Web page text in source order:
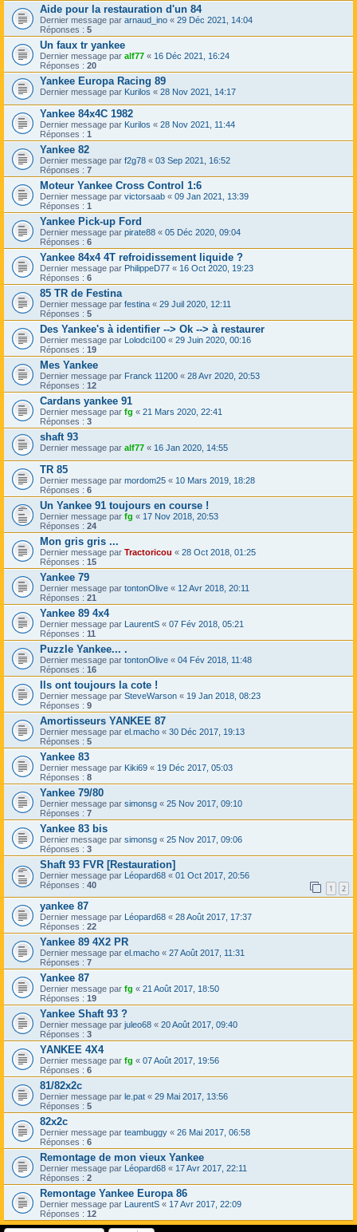
Aide pour la restauration d'un 84
Dernier message par arnaud_ino « 29 Déc 2021, 14:04
Réponses : 5
Un faux tr yankee
Dernier message par alf77 « 16 Déc 2021, 16:24
Réponses : 20
Yankee Europa Racing 89
Dernier message par Kurilos « 28 Nov 2021, 14:17
Yankee 84x4C 1982
Dernier message par Kurilos « 28 Nov 2021, 11:44
Réponses : 1
Yankee 82
Dernier message par f2g78 « 03 Sep 2021, 16:52
Réponses : 7
Moteur Yankee Cross Control 1:6
Dernier message par victorsaab « 09 Jan 2021, 13:39
Réponses : 1
Yankee Pick-up Ford
Dernier message par pirate88 « 05 Déc 2020, 09:04
Réponses : 6
Yankee 84x4 4T refroidissement liquide ?
Dernier message par PhilippeD77 « 16 Oct 2020, 19:23
Réponses : 6
85 TR de Festina
Dernier message par festina « 29 Juil 2020, 12:11
Réponses : 5
Des Yankee's à identifier --> Ok --> à restaurer
Dernier message par Lolodci100 « 29 Juin 2020, 00:16
Réponses : 19
Mes Yankee
Dernier message par Franck 11200 « 28 Avr 2020, 20:53
Réponses : 12
Cardans yankee 91
Dernier message par fg « 21 Mars 2020, 22:41
Réponses : 3
shaft 93
Dernier message par alf77 « 16 Jan 2020, 14:55
TR 85
Dernier message par mordom25 « 10 Mars 2019, 18:28
Réponses : 6
Un Yankee 91 toujours en course !
Dernier message par fg « 17 Nov 2018, 20:53
Réponses : 24
Mon gris gris ...
Dernier message par Tractoricou « 28 Oct 2018, 01:25
Réponses : 15
Yankee 79
Dernier message par tontonOlive « 12 Avr 2018, 20:11
Réponses : 21
Yankee 89 4x4
Dernier message par LaurentS « 07 Fév 2018, 05:21
Réponses : 11
Puzzle Yankee... .
Dernier message par tontonOlive « 04 Fév 2018, 11:48
Réponses : 16
Ils ont toujours la cote !
Dernier message par SteveWarson « 19 Jan 2018, 08:23
Réponses : 9
Amortisseurs YANKEE 87
Dernier message par el.macho « 30 Déc 2017, 19:13
Réponses : 5
Yankee 83
Dernier message par Kiki69 « 19 Déc 2017, 05:03
Réponses : 8
Yankee 79/80
Dernier message par simonsg « 25 Nov 2017, 09:10
Réponses : 7
Yankee 83 bis
Dernier message par simonsg « 25 Nov 2017, 09:06
Réponses : 3
Shaft 93 FVR [Restauration]
Dernier message par Léopard68 « 01 Oct 2017, 20:56
Réponses : 40 1 2
yankee 87
Dernier message par Léopard68 « 28 Août 2017, 17:37
Réponses : 22
Yankee 89 4X2 PR
Dernier message par el.macho « 27 Août 2017, 11:31
Réponses : 7
Yankee 87
Dernier message par fg « 21 Août 2017, 18:50
Réponses : 19
Yankee Shaft 93 ?
Dernier message par juleo68 « 20 Août 2017, 09:40
Réponses : 3
YANKEE 4X4
Dernier message par fg « 07 Août 2017, 19:56
Réponses : 6
81/82x2c
Dernier message par le.pat « 29 Mai 2017, 13:56
Réponses : 5
82x2c
Dernier message par teambuggy « 26 Mai 2017, 06:58
Réponses : 6
Remontage de mon vieux Yankee
Dernier message par Léopard68 « 17 Avr 2017, 22:11
Réponses : 2
Remontage Yankee Europa 86
Dernier message par LaurentS « 17 Avr 2017, 22:09
Réponses : 12